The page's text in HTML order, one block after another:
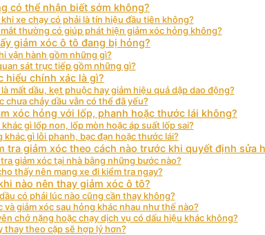
có thể nhận biết sớm không?
xe chạy có phải là tín hiệu đầu tiên không?
thường có giúp phát hiện giảm xóc hỏng không?
giảm xóc ô tô đang bị hỏng?
vận hành gồm những gì?
sát trực tiếp gồm những gì?
hiểu chính xác là gì?
mất dầu, kẹt phuộc hay giảm hiệu quả dập dao động?
chưa chảy dầu vẫn có thể đã yếu?
xóc hỏng với lốp, phanh hoặc thước lái không?
gì lốp non, lốp mòn hoặc áp suất lốp sai?
khác gì lỗi phanh, bạc đạn hoặc thước lái?
tra giảm xóc theo cách nào trước khi quyết định sửa
giảm xóc tại nhà bằng những bước nào?
thấy nên mang xe đi kiểm tra ngay?
nào nên thay giảm xóc ô tô?
có phải lúc nào cũng cần thay không?
và giảm xóc sau hỏng khác nhau như thế nào?
chở nặng hoặc chạy dịch vụ có dấu hiệu khác không?
thay theo cặp sẽ hợp lý hơn?